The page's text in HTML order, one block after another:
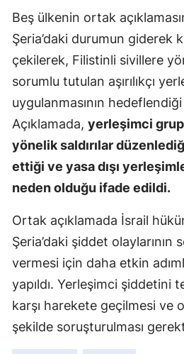
Beş ülkenin ortak
Şeria’daki durumun giderek
çekilerek, Filistinli sivillere
sorumlu tutulan aşırılıkçı
uygulanmasının
Açıklamada, yerleşimci
yönelik saldırılar
ettiği ve yasa dışı
neden olduğu ifade edildi.
Ortak açıklamada İsrail
Şeria’daki şiddet olaylarının
vermesi için daha etkin
yapıldı. Yerleşimci şiddetini
karşı harekete geçilmesi ve
şekilde soruşturulması